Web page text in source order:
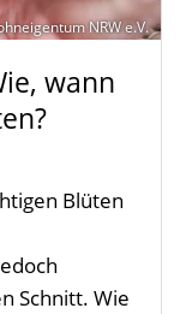
NRW e.V.
wann
Blüten
Schnitt. Wie